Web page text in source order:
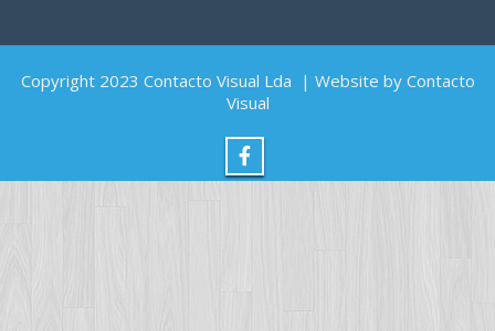
Copyright 2023 Contacto Visual Lda | Website by Contacto
Visual